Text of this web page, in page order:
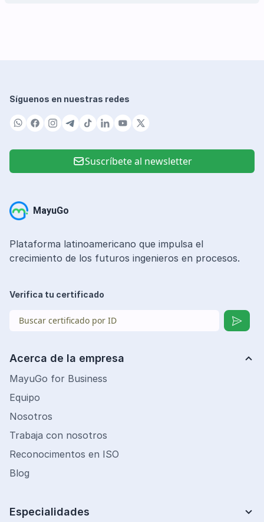
Síguenos en nuestras redes
Suscríbete al newsletter
MayuGo
Plataforma latinoamericano que impulsa el
crecimiento de los futuros ingenieros en procesos.
Verifica tu certificado
Acerca de la empresa
MayuGo for Business
Equipo
Nosotros
Trabaja con nosotros
Reconocimentos en ISO
Blog
Especialidades
Lean Six Sigma